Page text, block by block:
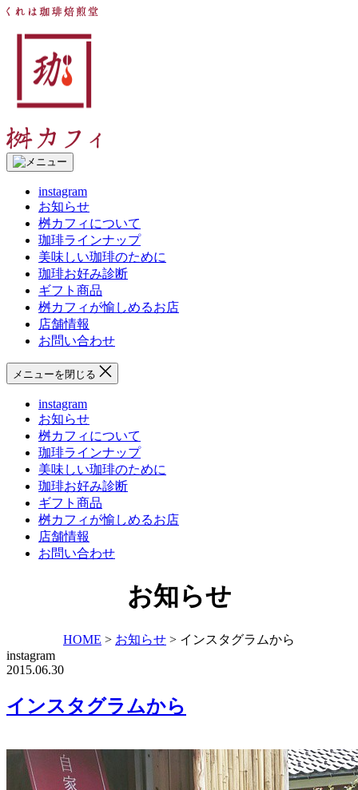
コ
へ
キ
ッ
プ
堂
instagram
お知らせ
桝カフィについて
珈琲ラインナップ
美味しい珈琲のために
珈琲お好み診断
ギフト商品
桝カフィが愉しめるお店
店舗情報
お問い合わせ
メニューを閉じる
instagram
お知らせ
桝カフィについて
珈琲ラインナップ
美味しい珈琲のために
珈琲お好み診断
ギフト商品
桝カフィが愉しめるお店
店舗情報
お問い合わせ
お知らせ
HOME > お知らせ > インスタグラムから
instagram
2015.06.30
インスタグラムから